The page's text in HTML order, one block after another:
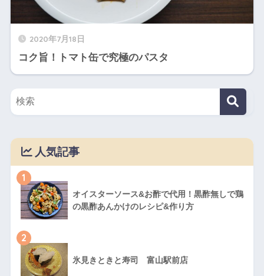
2020年7月18日
コク旨！トマト缶で究極のパスタ
人気記事
1
オイスターソース&お酢で代用！黒酢無しで鶏
の黒酢あんかけのレシピ&作り方
2
氷見きときと寿司 富山駅前店